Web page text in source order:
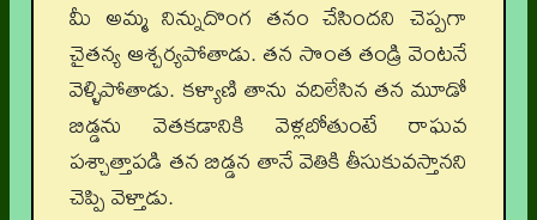
మీ అమ్మ నిన్నుదొంగ తనం చేసిందని చెప్పగా
చైతన్య ఆశ్చర్యపోతాడు. తన సొంత తండ్రి వెంటనే
వెళ్ళిపోతాడు. కళ్యాణి తాను వదిలేసిన తన మూడో
బిడ్డను వెతకడానికి వెళ్లబోతుంటే రాఘవ
పశ్చాత్తాపడి తన బిడ్డన తానే వెతికి తీసుకువస్తానని
చెప్పి వెళ్తాడు.